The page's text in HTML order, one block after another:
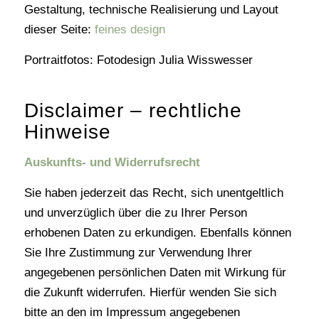
Gestaltung, technische Realisierung und Layout
dieser Seite: feines design
Portraitfotos: Fotodesign Julia Wisswesser
Disclaimer – rechtliche
Hinweise
Auskunfts- und Widerrufsrecht
Sie haben jederzeit das Recht, sich unentgeltlich
und unverzüglich über die zu Ihrer Person
erhobenen Daten zu erkundigen. Ebenfalls können
Sie Ihre Zustimmung zur Verwendung Ihrer
angegebenen persönlichen Daten mit Wirkung für
die Zukunft widerrufen. Hierfür wenden Sie sich
bitte an den im Impressum angegebenen